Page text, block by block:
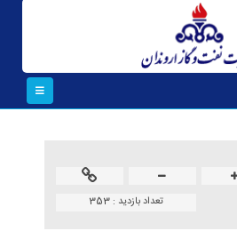
تعداد بازدید :353